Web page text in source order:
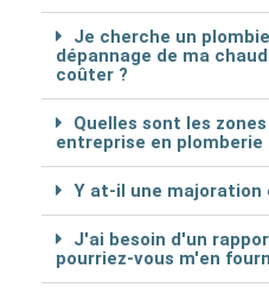
Je cherche un
dépannage de ma
coûter ?
Quelles sont les
entreprise en plomberie
Y at-il une majoration
J'ai besoin d'un
pourriez-vous m'en